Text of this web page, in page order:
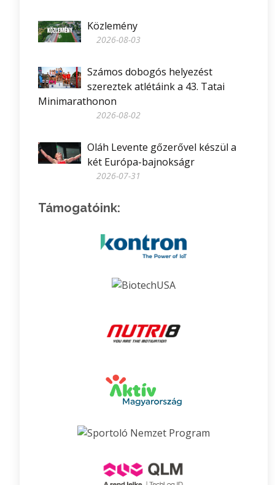
Közlemény
2026-08-03
Számos dobogós helyezést
szereztek atlétáink a 43. Tatai
Minimarathonon
2026-08-02
Oláh Levente gőzerővel készül a
két Európa-bajnokságr
2026-07-31
Támogatóink: